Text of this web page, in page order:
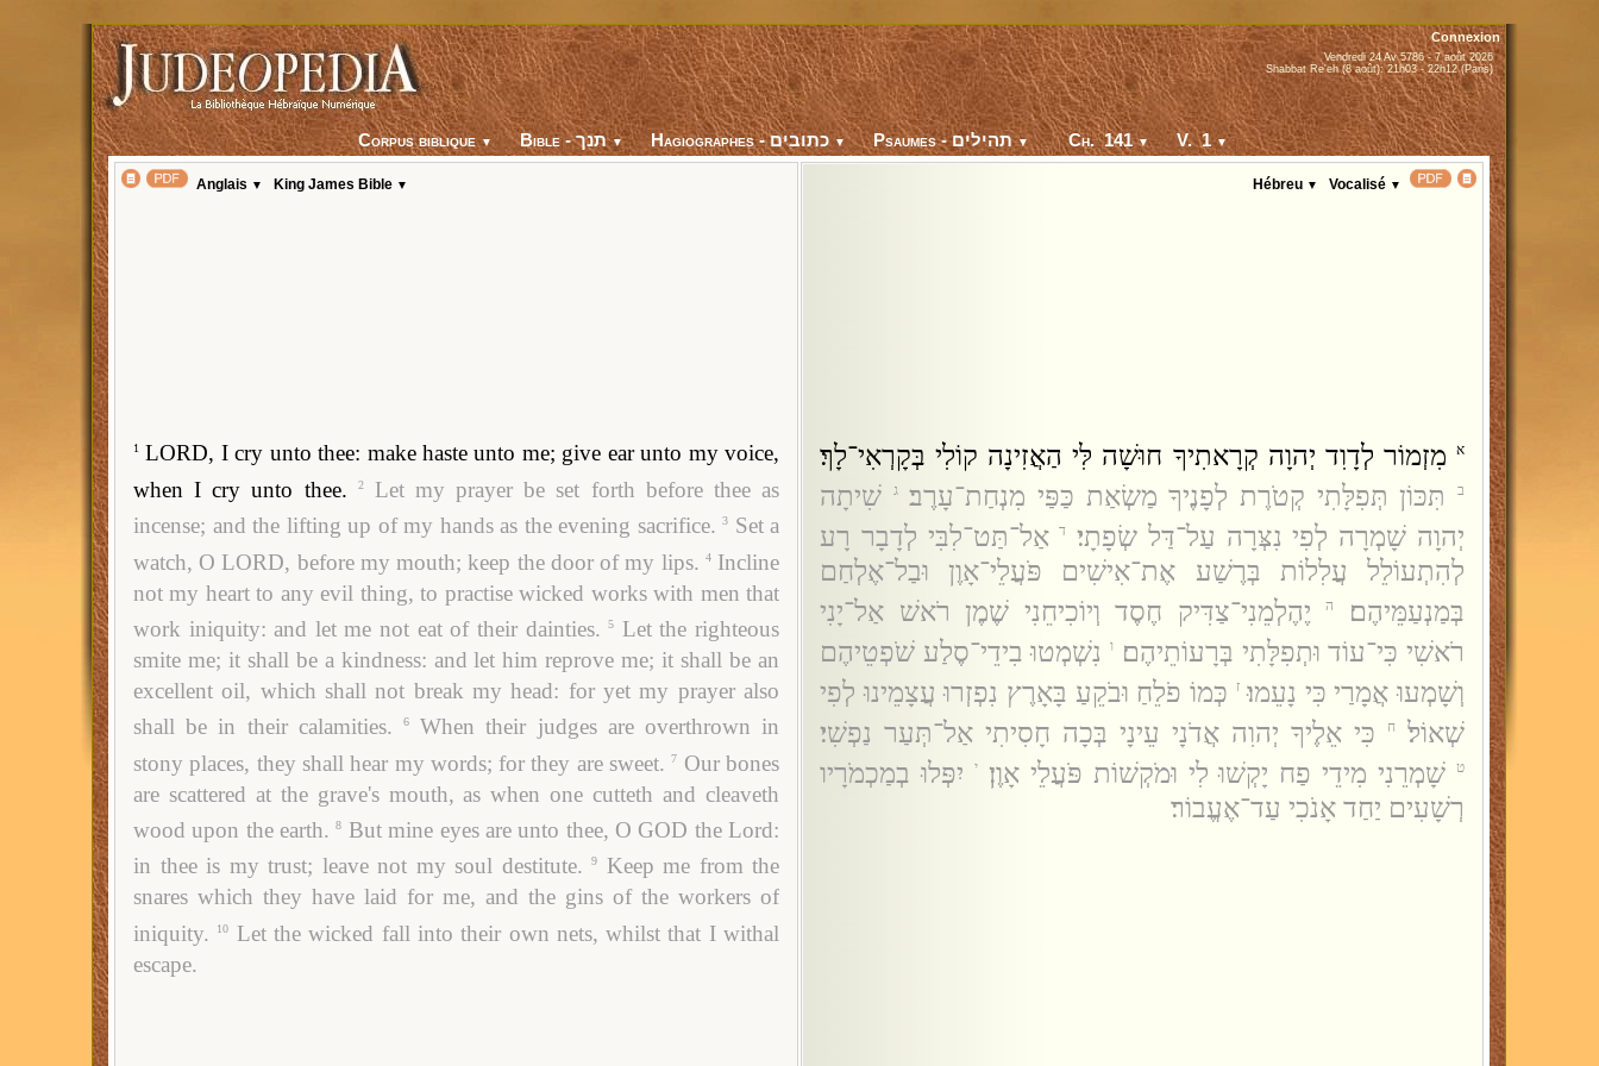
Connexion
Vendredi 24 Av 5786 - 7 août 2026
Shabbat Re'eh (8 août): 21h03 - 22h12 (Paris)
Corpus biblique▼ Bible - תנך▼ Hagiographes - כתובים▼ Psaumes - תהילים▼ Ch. 141▼ V. 1▼
Anglais ▼ King James Bible ▼
1
LORD, I cry unto thee: make haste unto me; give ear unto my voice,
when I cry unto thee.
2
Let my prayer be set forth before thee as
incense; and the lifting up of my hands as the evening sacrifice. 3
Set a
watch, O LORD, before my mouth; keep the door of my lips. 4 Incline
not my heart to any evil thing, to practise wicked works with men that
work iniquity: and let me not eat of their dainties.
5
Let the righteous
smite me; it shall be a kindness: and let him reprove me; it shall be an
excellent oil, which shall not break my head: for yet my prayer also
shall be in their calamities.
6
When their judges are overthrown in
stony places, they shall hear my words; for they are sweet. 7
Our bones
are scattered at the grave's mouth, as when one cutteth and cleaveth
wood upon the earth. 8 But mine eyes are unto thee, O GOD the Lord:
in thee is my trust; leave not my soul destitute.
9
Keep me from the
snares which they have laid for me, and the gins of the workers of
iniquity.
10
Let the wicked fall into their own nets, whilst that I withal
escape.
Hébreu ▼ Vocalisé ▼
א מִזְמוֹר לְדָוִד יְהוָה קְרָאתִיךָ חוּשָׁה לִּי הַאֲזִינָה קוֹלִי בְּקָרְאִי־לָךְ׃
ב תִּכּוֹן תְּפִלָּתִי קְטֹרֶת לְפָנֶיךָ מַשְׂאַת כַּפַּי מִנְחַת־עָרֶב׃ ג
שִׁיתָה
יְהוָה שָׁמְרָה לְפִי נִצְּרָה עַל־דַּל שְׂפָתָי׃
ד
אַל־תַּט־לִבִּי לְדָבָר רָע
לְהִתְעוֹלֵל עֲלִלוֹת בְּרֶשַׁע אֶת־אִישִׁים פֹּעֲלֵי־אָוֶן וּבַל־אֶלְחַם
בְּמַנְעַמֵּיהֶם׃
ה
יֶהֶלְמֵנִי־צַדִּיק חֶסֶד וְיוֹכִיחֵנִי שֶׁמֶן רֹאשׁ אַל־יָנִי
רֹאשִׁי כִּי־עוֹד וּתְפִלָּתִי בְּרָעוֹתֵיהֶם׃
ו
נִשְׁמְטוּ בִידֵי־סֶלַע שֹׁפְטֵיהֶם
וְשָׁמְעוּ אֲמָרַי כִּי נָעֵמוּ׃ ז
כְּמוֹ פֹלֵחַ וּבֹקֵעַ בָּאָרֶץ נִפְזְרוּ עֲצָמֵינוּ לְפִי
שְׁאוֹל׃
ח כִּי אֵלֶיךָ יְהוִה אֲדֹנָי עֵינָי בְּכָה חָסִיתִי אַל־תְּעַר נַפְשִׁי׃
ט שָׁמְרֵנִי מִידֵי פַח יָקְשׁוּ לִי וּמֹקְשׁוֹת פֹּעֲלֵי אָוֶן׃ י
יִפְּלוּ בְמַכְמֹרָיו
רְשָׁעִים יַחַד אָנֹכִי עַד־אֶעֱבוֹר׃